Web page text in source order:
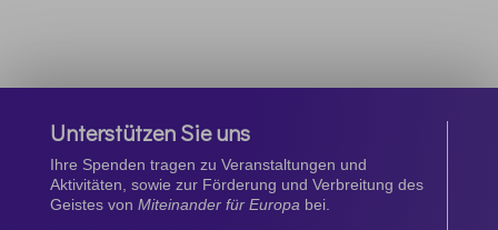
Unterstützen Sie uns
Ihre Spenden tragen zu Veranstaltungen und
Aktivitäten, sowie zur Förderung und Verbreitung des
Geistes von Miteinander für Europa bei.